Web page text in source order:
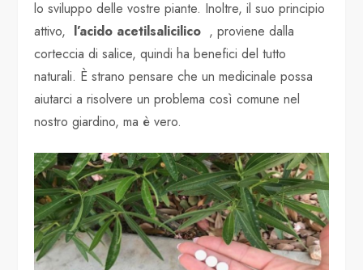
lo sviluppo delle vostre piante. Inoltre, il suo principio
attivo, l’acido acetilsalicilico , proviene dalla
corteccia di salice, quindi ha benefici del tutto
naturali. È strano pensare che un medicinale possa
aiutarci a risolvere un problema così comune nel
nostro giardino, ma è vero.